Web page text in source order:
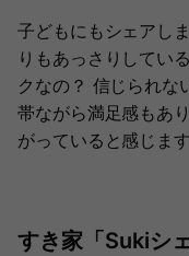
子どもにもシェアし
りもあっさりしてい
クなの？ 信じられな
帯ながら満足感もあ
がっていると感じます
すき家「Sukiシ